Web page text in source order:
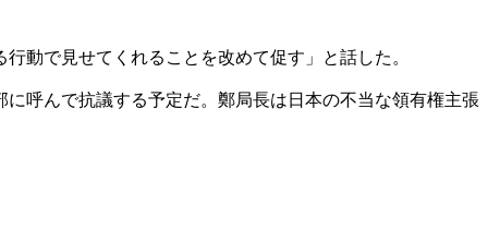
動で見せてくれることを改めて促す」と話した。
呼んで抗議する予定だ。鄭局長は日本の不当な領有権主張